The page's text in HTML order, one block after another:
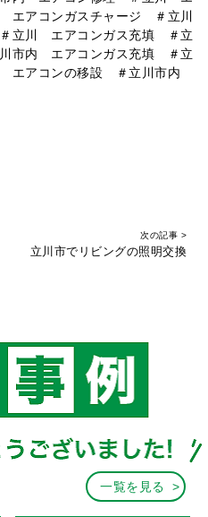
アコンガスチャージ ＃立川
立川 エアコンガス充填 ＃立
市内 エアコンガス充填 ＃立
エアコンの移設 ＃立川市内
次の記事 >
立川市でリビングの照明交換
一覧を見る